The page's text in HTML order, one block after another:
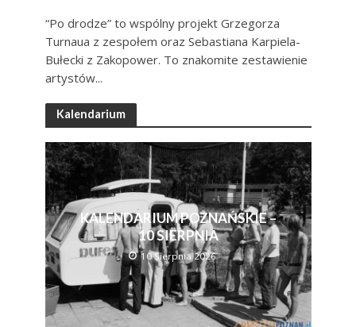
“Po drodze” to wspólny projekt Grzegorza
Turnaua z zespołem oraz Sebastiana Karpiela-
Bułecki z Zakopower. To znakomite zestawienie
artystów...
Kalendarium
KALENDARIUM POZNAŃSKIE –
10 SIERPNIA
10 Sierpnia 2026